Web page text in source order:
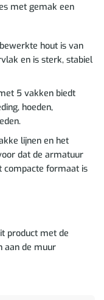
met gemak een
hout is van
en is sterk, stabiel
5 vakken biedt
hoeden,
lijnen en het
dat de armatuur
compacte formaat is
product met de
aan de muur